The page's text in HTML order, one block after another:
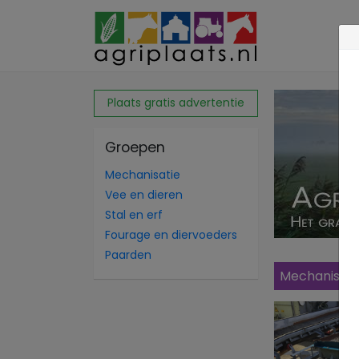
Plaats gratis advertentie
Groepen
Mechanisatie
Vee en dieren
Stal en erf
Fourage en diervoeders
Paarden